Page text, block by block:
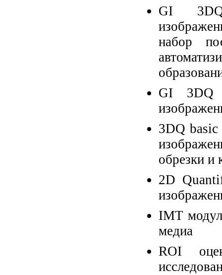
GI 3DQ
набор
GI 3DQ
3DQ basic
обрезки и
2D
IMT
медиа
ROI